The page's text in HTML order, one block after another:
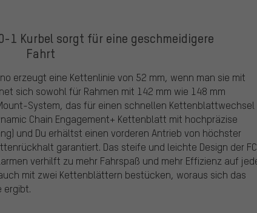
1 Kurbel sorgt für eine geschmeidigere
Fahrt
erzeugt eine Kettenlinie von 52 mm, wenn man sie mit
sich sowohl für Rahmen mit 142 mm wie 148 mm
System, das für einen schnellen Kettenblattwechsel
Chain Engagement+ Kettenblatt mit hochpräzise
und Du erhältst einen vorderen Antrieb von höchster
garantiert. Das steife und leichte Design der
verhilft zu mehr Fahrspaß und mehr Effizienz auf
mit zwei Kettenblättern bestücken, woraus sich das
ergibt.